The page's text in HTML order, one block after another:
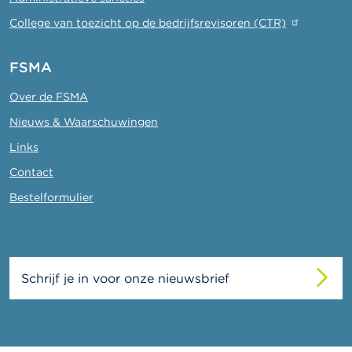
College van toezicht op de bedrijfsrevisoren (CTR)
FSMA
Over de FSMA
Nieuws & Waarschuwingen
Links
Contact
Bestelformulier
Schrijf je in voor onze nieuwsbrief